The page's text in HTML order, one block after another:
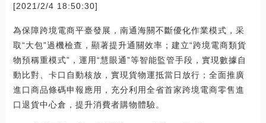
[2021/2/4 18:50:30]
為保障跨境電商平臺發展，南通海關不斷優化作業模式，采
取“大包”過機檢查，顯著提升通關效率；建立“跨境電商類貨
物預稱重模式”，運用“慧眼通”等智能監管手段，實現數據自
動比對、卡口自動核放，實現貨物運抵當日放行；全面推廣
進口商品條碼申報應用，充分利用全省首家跨境電商零售進
口退貨中心倉，提升消費者購物體驗。